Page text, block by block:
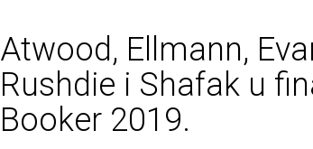
Atwood, Ellmann,
Rushdie i Shafak u
Booker 2019.